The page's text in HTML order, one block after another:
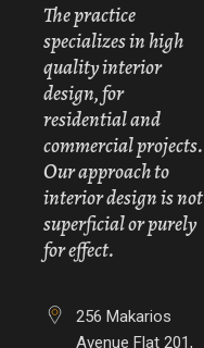
The practice
specializes in high
quality interior
design, for
residential and
commercial projects.
Our approach to
interior design is not
superficial or purely
for effect.
256 Makarios
Avenue Flat 201,